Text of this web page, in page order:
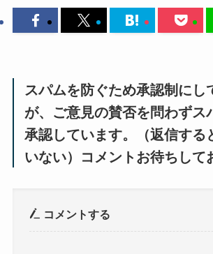
スパムを防ぐため承認制にし
が、ご意見の賛否を問わずス
承認しています。（返信する
いない）コメントお待ちして
コメントする